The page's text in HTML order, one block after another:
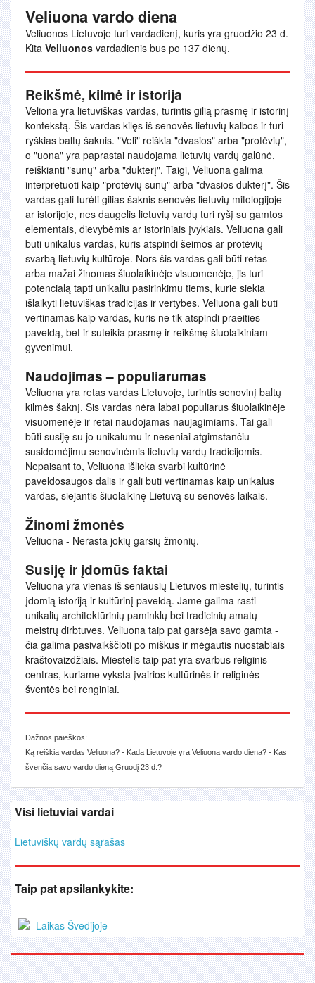
Veliuona vardo diena
Veliuonos Lietuvoje turi vardadienį, kuris yra gruodžio 23 d.
Kita Veliuonos vardadienis bus po 137 dienų.
Reikšmė, kilmė ir istorija
Veliona yra lietuviškas vardas, turintis gilią prasmę ir istorinį
kontekstą. Šis vardas kilęs iš senovės lietuvių kalbos ir turi
ryškias baltų šaknis. "Veli" reiškia "dvasios" arba "protėvių",
o "uona" yra paprastai naudojama lietuvių vardų galūnė,
reiškianti "sūnų" arba "dukterį". Taigi, Veliuona galima
interpretuoti kaip "protėvių sūnų" arba "dvasios dukterį". Šis
vardas gali turėti gilias šaknis senovės lietuvių mitologijoje
ar istorijoje, nes daugelis lietuvių vardų turi ryšį su gamtos
elementais, dievybėmis ar istoriniais įvykiais. Veliuona gali
būti unikalus vardas, kuris atspindi šeimos ar protėvių
svarbą lietuvių kultūroje. Nors šis vardas gali būti retas
arba mažai žinomas šiuolaikinėje visuomenėje, jis turi
potencialą tapti unikaliu pasirinkimu tiems, kurie siekia
išlaikyti lietuviškas tradicijas ir vertybes. Veliuona gali būti
vertinamas kaip vardas, kuris ne tik atspindi praeities
paveldą, bet ir suteikia prasmę ir reikšmę šiuolaikiniam
gyvenimui.
Naudojimas – populiarumas
Veliuona yra retas vardas Lietuvoje, turintis senovinį baltų
kilmės šaknį. Šis vardas nėra labai populiarus šiuolaikinėje
visuomenėje ir retai naudojamas naujagimiams. Tai gali
būti susiję su jo unikalumu ir neseniai atgimstančiu
susidomėjimu senovinėmis lietuvių vardų tradicijomis.
Nepaisant to, Veliuona išlieka svarbi kultūrinė
paveldosaugos dalis ir gali būti vertinamas kaip unikalus
vardas, siejantis šiuolaikinę Lietuvą su senovės laikais.
Žinomi žmonės
Veliuona - Nerasta jokių garsių žmonių.
Susiję ir įdomūs faktai
Veliuona yra vienas iš seniausių Lietuvos miestelių, turintis
įdomią istoriją ir kultūrinį paveldą. Jame galima rasti
unikalių architektūrinių paminklų bei tradicinių amatų
meistrų dirbtuves. Veliuona taip pat garsėja savo gamta -
čia galima pasivaikščioti po miškus ir mėgautis nuostabiais
kraštovaizdžiais. Miestelis taip pat yra svarbus religinis
centras, kuriame vyksta įvairios kultūrinės ir religinės
šventės bei renginiai.
Dažnos paieškos:
Ką reiškia vardas Veliuona? - Kada Lietuvoje yra Veliuona vardo diena? - Kas
švenčia savo vardo dieną Gruodį 23 d.?
Visi lietuviai vardai
Lietuviškų vardų sąrašas
Taip pat apsilankykite:
Laikas Švedijoje